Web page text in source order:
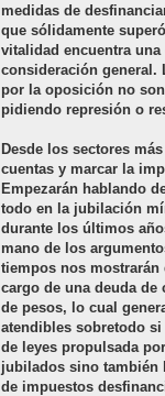
medidas de
que sólidamente
vitalidad encuentra
consideración general.
por la oposición no
pidiendo represión o
Desde los sectores
cuentas y marcar la
Empezarán hablando
todo en la jubilación
durante los últimos
mano de los
tiempos nos mostrarán
cargo de una deuda
de pesos, lo cual
atendibles sobretodo
de leyes propulsada
jubilados sino también
de impuestos